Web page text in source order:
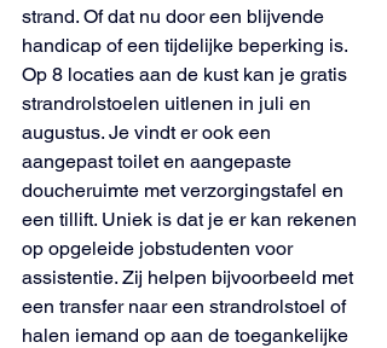
strand. Of dat nu door een blijvende
handicap of een tijdelijke beperking is.
Op 8 locaties aan de kust kan je gratis
strandrolstoelen uitlenen in juli en
augustus. Je vindt er ook een
aangepast toilet en aangepaste
doucheruimte met verzorgingstafel en
een tillift. Uniek is dat je er kan rekenen
op opgeleide jobstudenten voor
assistentie. Zij helpen bijvoorbeeld met
een transfer naar een strandrolstoel of
halen iemand op aan de toegankelijke